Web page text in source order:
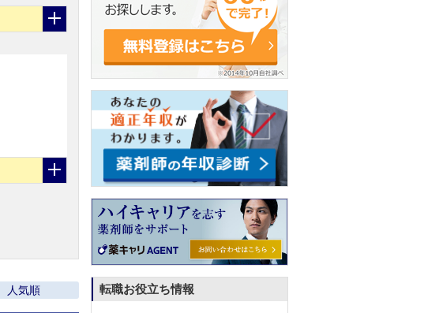
人気順 転職お役立ち情報